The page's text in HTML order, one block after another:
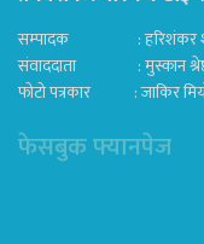
सम्पादक : हरिशंकर
संवाददाता : मुस्कान
फोटो पत्रकार : जाकिर
फेसबुक फ्यानपेज